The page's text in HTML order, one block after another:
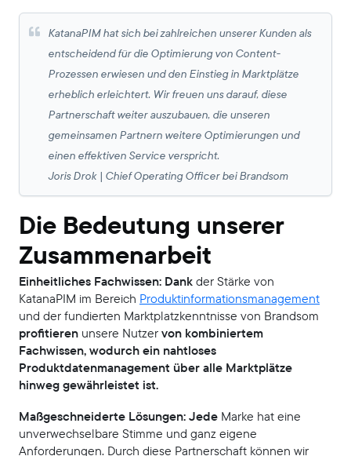
KatanaPIM hat sich bei zahlreichen unserer Kunden als
entscheidend für die Optimierung von Content-
Prozessen erwiesen und den Einstieg in Marktplätze
erheblich erleichtert. Wir freuen uns darauf, diese
Partnerschaft weiter auszubauen, die unseren
gemeinsamen Partnern weitere Optimierungen und
einen effektiven Service verspricht.
Joris Drok | Chief Operating Officer bei Brandsom
Die Bedeutung unserer
Zusammenarbeit
Einheitliches Fachwissen: Dankder Stärke von
KatanaPIM im Bereich Produktinformationsmanagement
und der fundierten Marktplatzkenntnisse von Brandsom
profitieren unsere Nutzervon kombiniertem
Fachwissen, wodurch ein nahtloses
Produktdatenmanagement über alle Marktplätze
hinweg gewährleistet ist.
Maßgeschneiderte Lösungen: Jede Marke hat eine
unverwechselbare Stimme und ganz eigene
Anforderungen. Durch diese Partnerschaft können wir